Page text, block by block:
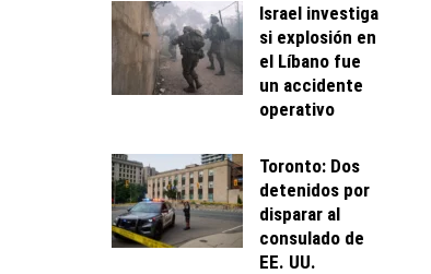
Israel investiga
si explosión en
el Líbano fue
un accidente
operativo
Toronto: Dos
detenidos por
disparar al
consulado de
EE. UU.